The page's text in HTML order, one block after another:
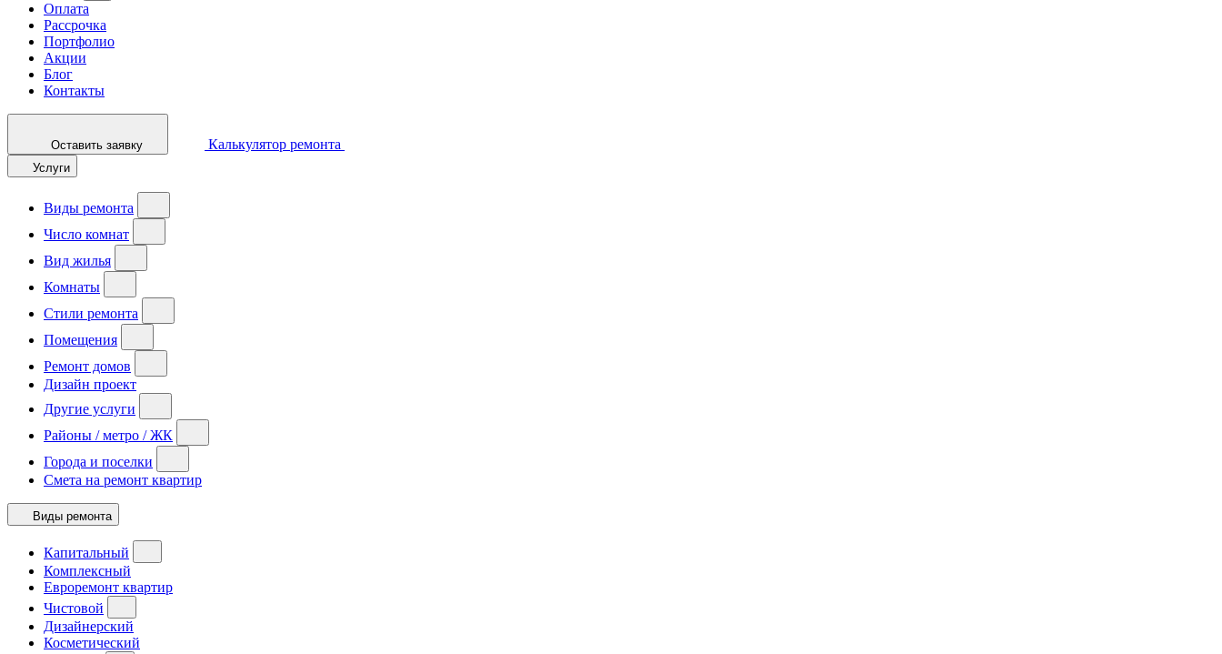
Оплата
Рассрочка
Портфолио
Акции
Блог
Контакты
Оставить заявку Калькулятор ремонта
Услуги
Виды ремонта
Число комнат
Вид жилья
Комнаты
Стили ремонта
Помещения
Ремонт домов
Дизайн проект
Другие услуги
Районы / метро / ЖК
Города и поселки
Смета на ремонт квартир
Виды ремонта
Капитальный
Комплексный
Евроремонт квартир
Чистовой
Дизайнерский
Косметический